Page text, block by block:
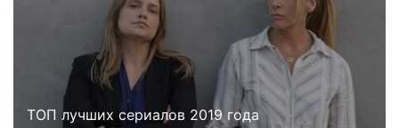
ТОП лучших сериалов 2019 года